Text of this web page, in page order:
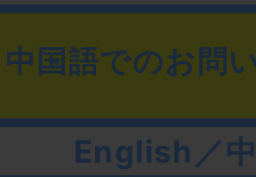
国語でのお問
English／